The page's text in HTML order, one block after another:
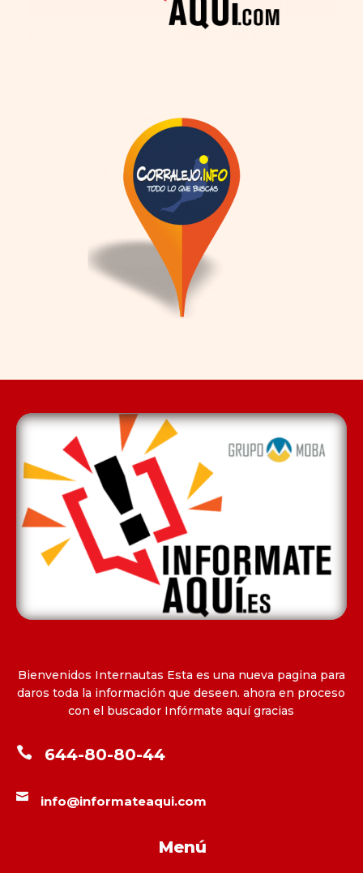
Bienvenidos Internautas Esta es una nueva pagina para
daros toda la información que deseen. ahora en proceso
con el buscador Infórmate aquí gracias
 644-80-80-44
 info@informateaqui.com
Menú